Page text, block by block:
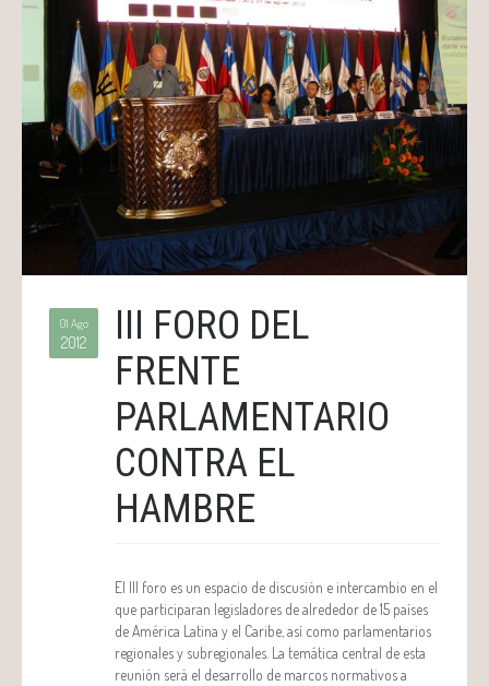
01 Ago
2012
III FORO DEL
FRENTE
PARLAMENTARIO
CONTRA EL
HAMBRE
El III foro es un espacio de discusión e intercambio en el
que participaran legisladores de alrededor de 15 países
de América Latina y el Caribe, así como parlamentarios
regionales y subregionales. La temática central de esta
reunión será el desarrollo de marcos normativos a